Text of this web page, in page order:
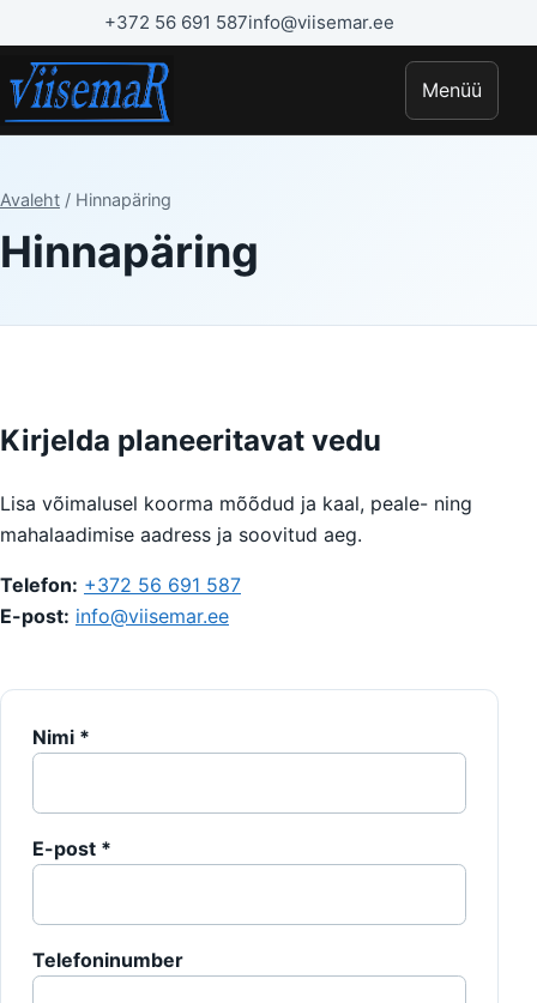
+372 56 691 587info@viisemar.ee
Menüü
Avaleht / Hinnapäring
Hinnapäring
Kirjelda planeeritavat vedu
Lisa võimalusel koorma mõõdud ja kaal, peale- ning
mahalaadimise aadress ja soovitud aeg.
Telefon: +372 56 691 587
E-post: info@viisemar.ee
Nimi *
E-post *
Telefoninumber